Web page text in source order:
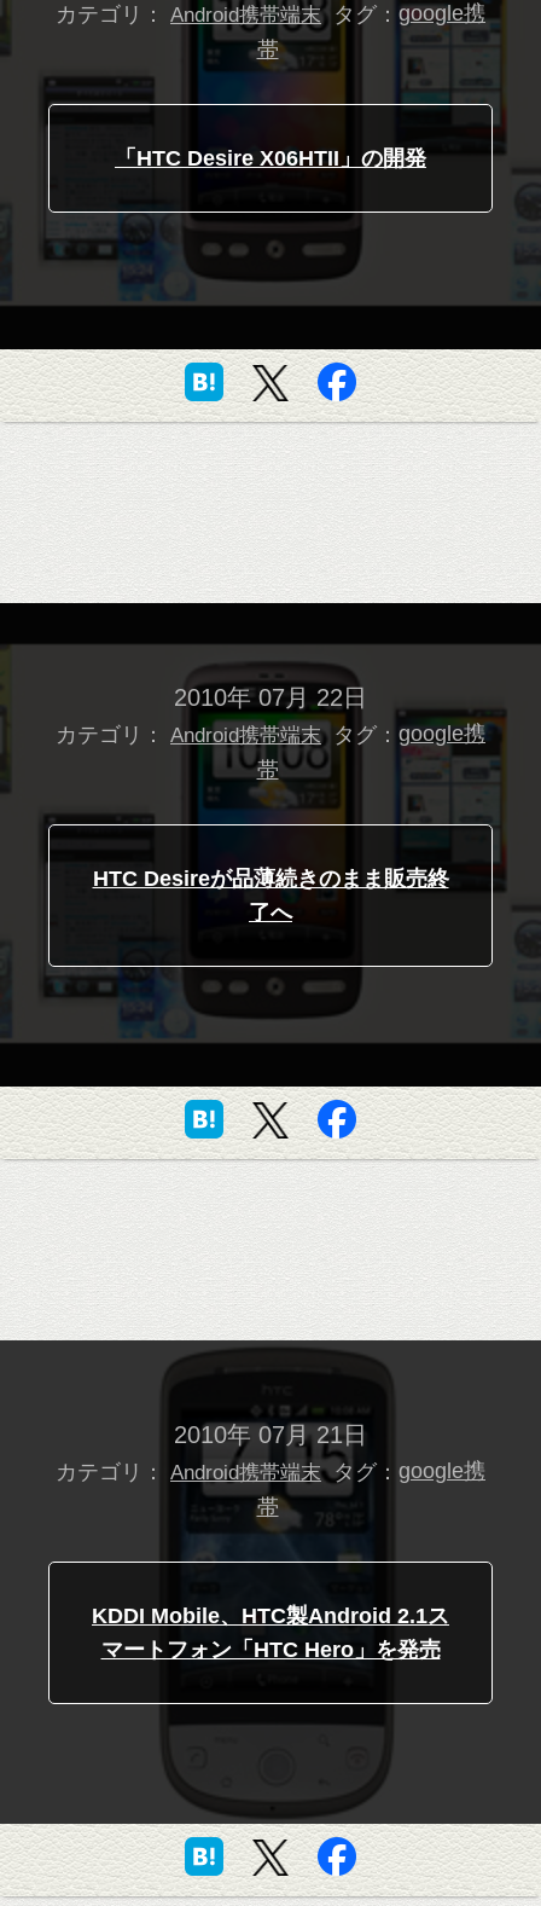
カテゴリ： Android携帯端末 タグ： google携
帯
「HTC Desire X06HTII」の開発
2010年 07月 22日
カテゴリ： Android携帯端末 タグ： google携
帯
HTC Desireが品薄続きのまま販売終
了へ
2010年 07月 21日
カテゴリ： Android携帯端末 タグ： google携
帯
KDDI Mobile、HTC製Android 2.1ス
マートフォン「HTC Hero」を発売